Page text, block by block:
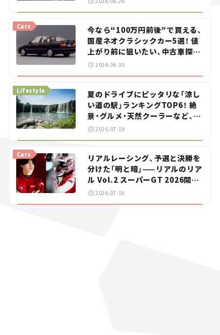
今なら“100万円前後”で買える、
国産ネオクラシックカー5選！ 値
上がり前に狙いたい、中古車探し
をお手伝い――ちょっとイケてるマ
Cars
2026.06.30
夏のドライブにピッタリな「涼し
い道の駅」ランキングTOP6！ 絶
景・グルメ・天然クーラーなど、避
暑におすすめのスポットを紹介
Lifestyle
2026.07.19
リアルレーシング、予選と決勝を
分けた「明と暗」——リアルのリア
ル Vol.2 スーパーGT 2026開幕
戦 岡山国際サーキット
Cars
2026.07.16